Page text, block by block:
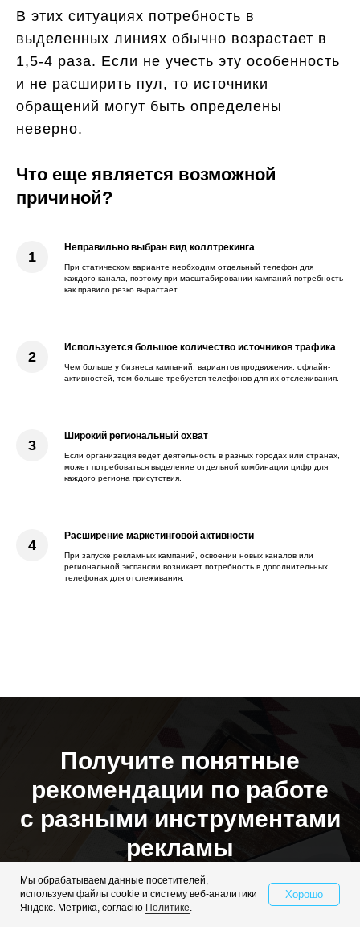
В этих ситуациях потребность в
выделенных линиях обычно возрастает в
1,5-4 раза. Если не учесть эту особенность
и не расширить пул, то источники
обращений могут быть определены
неверно.
Что еще является возможной
причиной?
Неправильно выбран вид коллтрекинга
При статическом варианте необходим отдельный телефон для
каждого канала, поэтому при масштабировании кампаний потребность
как правило резко вырастает.
Используется большое количество источников трафика
Чем больше у бизнеса кампаний, вариантов продвижения, офлайн-
активностей, тем больше требуется телефонов для их отслеживания.
Широкий региональный охват
Если организация ведет деятельность в разных городах или странах,
может потребоваться выделение отдельной комбинации цифр для
каждого региона присутствия.
Расширение маркетинговой активности
При запуске рекламных кампаний, освоении новых каналов или
региональной экспансии возникает потребность в дополнительных
телефонах для отслеживания.
Получите понятные
рекомендации по работе
с разными инструментами
рекламы
Скачайте полный обзор "ТОП-
инструментов Яндекс.Директ
Свяжитесь с нами
Мы обрабатываем данные посетителей,
используем файлы cookie и систему веб-аналитики
Яндекс. Метрика, согласно Политике.
Хорошо